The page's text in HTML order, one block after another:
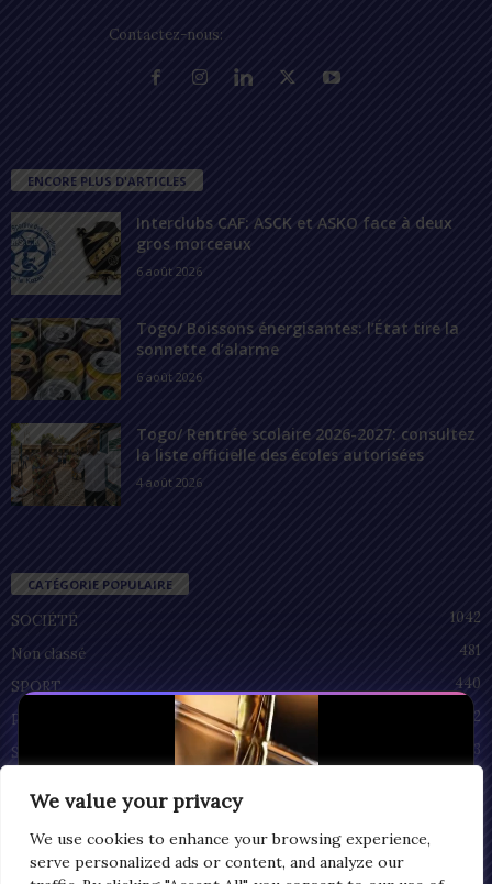
We value your privacy
We use cookies to enhance your browsing experience,
serve personalized ads or content, and analyze our
Contactez-nous:
ENCORE PLUS D'ARTICLES
Interclubs CAF: ASCK et ASKO face à deux
gros morceaux
6 août 2026
Togo/ Boissons énergisantes: l’État tire la
sonnette d’alarme
6 août 2026
Togo/ Rentrée scolaire 2026-2027: consultez
la liste officielle des écoles autorisées
4 août 2026
CATÉGORIE POPULAIRE
SOCIÉTÉ
1042
Non classé
481
SPORT
440
POLITIQUE
212
SANTÉ
93